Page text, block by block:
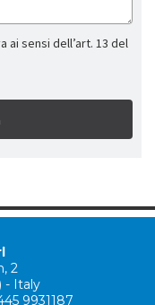
ai sensi dell’art. 13 del
2
- Italy
9931187